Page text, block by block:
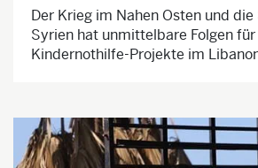
Der Krieg im Nahen Osten und
Syrien hat unmittelbare Folgen für
Kindernothilfe-Projekte im